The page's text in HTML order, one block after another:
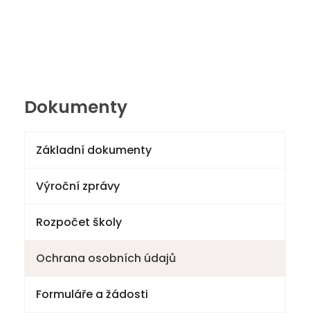
Dokumenty
Základní dokumenty
Výroční zprávy
Rozpočet školy
Ochrana osobních údajů
Formuláře a žádosti